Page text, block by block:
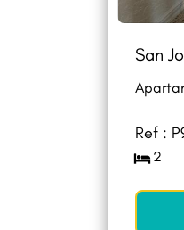
San
Ref :
2